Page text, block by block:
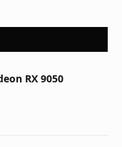
RX 9050